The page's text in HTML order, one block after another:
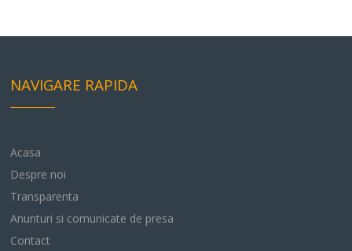
NAVIGARE RAPIDA
Acasa
Despre noi
Transparenta
Anunturi si comunicate de presa
Contact